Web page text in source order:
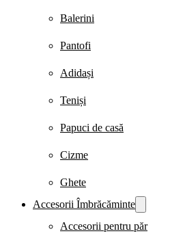
Balerini
Pantofi
Adidași
Teniși
Papuci de casă
Cizme
Ghete
Accesorii Îmbrăcăminte
Accesorii pentru păr